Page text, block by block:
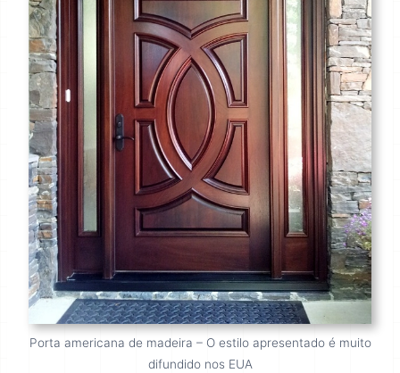
Porta americana de madeira – O estilo apresentado é muito
difundido nos EUA